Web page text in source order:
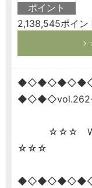
ポイント
2,138,545ポイン
◆◇◆◇vol.262-
☆☆☆
☆☆☆